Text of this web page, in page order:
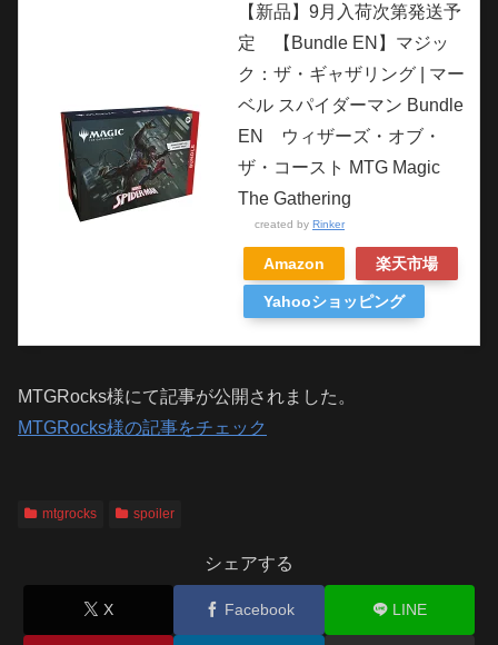
【新品】9月入荷次第発送予
定 【Bundle EN】マジッ
ク：ザ・ギャザリング | マー
ベル スパイダーマン Bundle
EN ウィザーズ・オブ・
ザ・コースト MTG Magic
The Gathering
created by Rinker
Amazon 楽天市場
Yahooショッピング
MTGRocks様にて記事が公開されました。
MTGRocks様の記事をチェック
mtgrocks spoiler
シェアする
X Facebook LINE